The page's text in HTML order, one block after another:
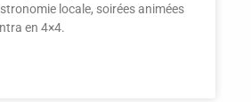
locale, soirées animées
en 4×4.